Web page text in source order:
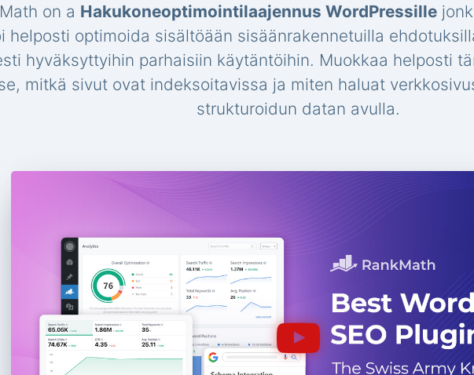
on a Hakukoneoptimointilaajennus WordPressille
helposti optimoida sisältöään sisäänrakennetuilla
hyväksyttyihin parhaisiin käytäntöihin. Muokkaa helposti
mitkä sivut ovat indeksoitavissa ja miten haluat
strukturoidun datan avulla.